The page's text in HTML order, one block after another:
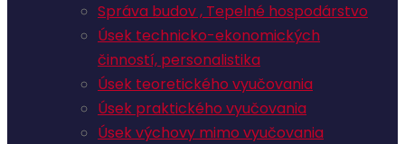
Správa budov , Tepelné hospodárstvo
Úsek technicko-ekonomických
činností, personalistika
Úsek teoretického vyučovania
Úsek praktického vyučovania
Úsek výchovy mimo vyučovania